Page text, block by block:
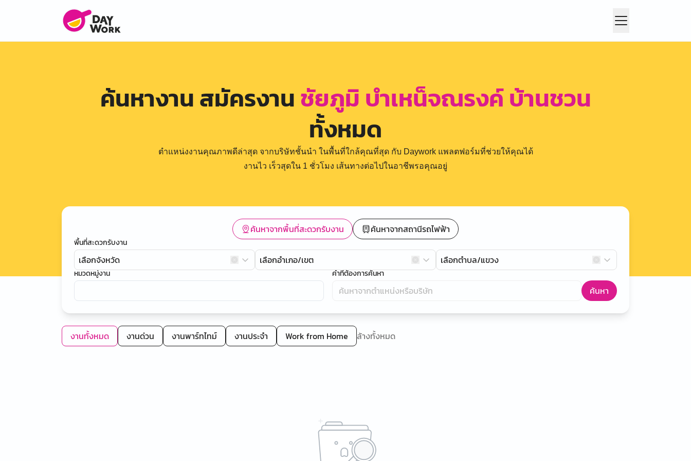
ค้นหางาน สมัครงานชัยภูมิ บำเหน็จณรงค์ บ้านชวน
ทั้งหมด
ตำแหน่งงานคุณภาพดีล่าสุด จากบริษัทชั้นนำ ในพื้นที่ใกล้คุณที่สุด กับ Daywork แพลตฟอร์มที่ช่วยให้คุณได้
งานไว เร็วสุดใน 1 ชั่วโมง เส้นทางต่อไปในอาชีพรอคุณอยู่
ค้นหาจากพื้นที่สะดวกรับงาน ค้นหาจากสถานีรถไฟฟ้า
พื้นที่สะดวกรับงาน
เลือกจังหวัด เลือกอำเภอ/เขต เลือกตำบล/แขวง
หมวดหมู่งาน คำที่ต้องการค้นหา
ค้นหา
งานทั้งหมด งานด่วน งานพาร์ทไทม์ งานประจำ Work from Home ล้างทั้งหมด